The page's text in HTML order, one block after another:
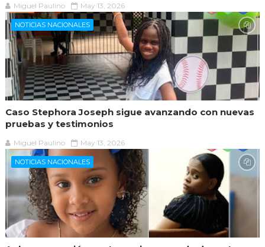
Miguel Paulino May 13, 2026
NOTICIAS NACIONALES
Caso Stephora Joseph sigue avanzando con nuevas
pruebas y testimonios
Miguel Paulino May 13, 2026
NOTICIAS NACIONALES